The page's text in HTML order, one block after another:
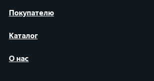
Покупателю
Каталог
О нас